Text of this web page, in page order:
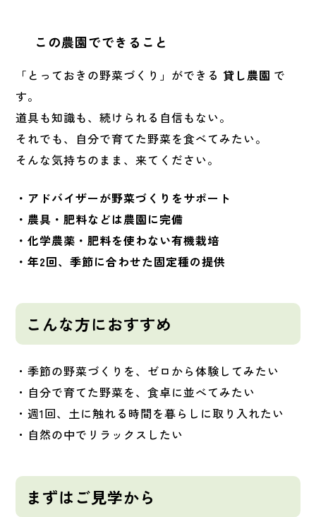
この農園でできること
「とっておきの野菜づくり」ができる 貸し農園 で
す。
道具も知識も、続けられる自信もない。
それでも、自分で育てた野菜を食べてみたい。
そんな気持ちのまま、来てください。
・アドバイザーが野菜づくりをサポート
・農具・肥料などは農園に完備
・化学農薬・肥料を使わない有機栽培
・年2回、季節に合わせた固定種の提供
こんな方におすすめ
・季節の野菜づくりを、ゼロから体験してみたい
・ 自分で育てた野菜を、食卓に並べてみたい
・週1回、土に触れる時間を暮らしに取り入れたい
・自然の中でリラックスしたい
まずはご見学から